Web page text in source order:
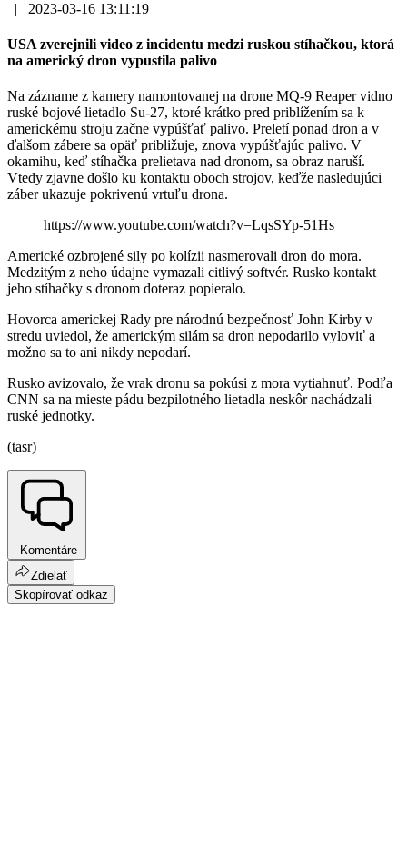
|
2023-03-16 13:11:19
USA zverejnili video z incidentu medzi ruskou stíhačkou, ktorá
na americký dron vypustila palivo
Na zázname z kamery namontovanej na drone MQ-9 Reaper vidno
ruské bojové lietadlo Su-27, ktoré krátko pred priblížením sa k
americkému stroju začne vypúšťať palivo. Preletí ponad dron a v
ďalšom zábere sa opäť približuje, znova vypúšťajúc palivo. V
okamihu, keď stíhačka prelietava nad dronom, sa obraz naruší.
Vtedy zjavne došlo ku kontaktu oboch strojov, keďže nasledujúci
záber ukazuje pokrivenú vrtuľu drona.
https://www.youtube.com/watch?v=LqsSYp-51Hs
Americké ozbrojené sily po kolízii nasmerovali dron do mora.
Medzitým z neho údajne vymazali citlivý softvér. Rusko kontakt
jeho stíhačky s dronom doteraz popieralo.
Hovorca americkej Rady pre národnú bezpečnosť John Kirby v
stredu uviedol, že americkým silám sa dron nepodarilo vyloviť a
možno sa to ani nikdy nepodarí.
Rusko avizovalo, že vrak dronu sa pokúsi z mora vytiahnuť. Podľa
CNN sa na mieste pádu bezpilotného lietadla neskôr nachádzali
ruské jednotky.
(tasr)
Komentáre
Zdielať
Skopírovať odkaz